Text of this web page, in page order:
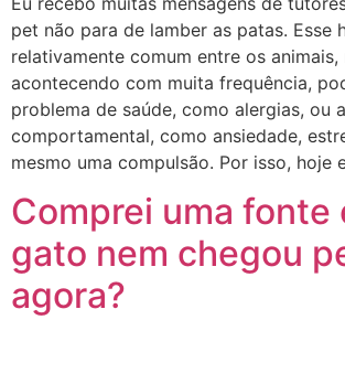
pet não para de lamber as patas. Esse
relativamente comum entre os animais,
acontecendo com muita frequência,
problema de saúde, como alergias, ou
comportamental, como ansiedade,
mesmo uma compulsão. Por isso, hoje
Comprei uma fonte
gato nem chegou
agora?